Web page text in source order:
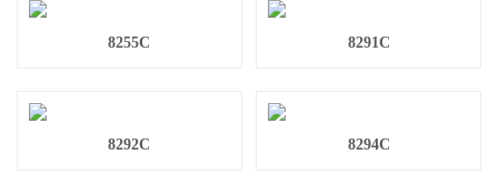
8255C 8291C
8292C 8294C